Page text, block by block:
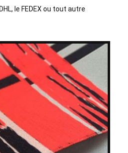
le FEDEX ou tout autre